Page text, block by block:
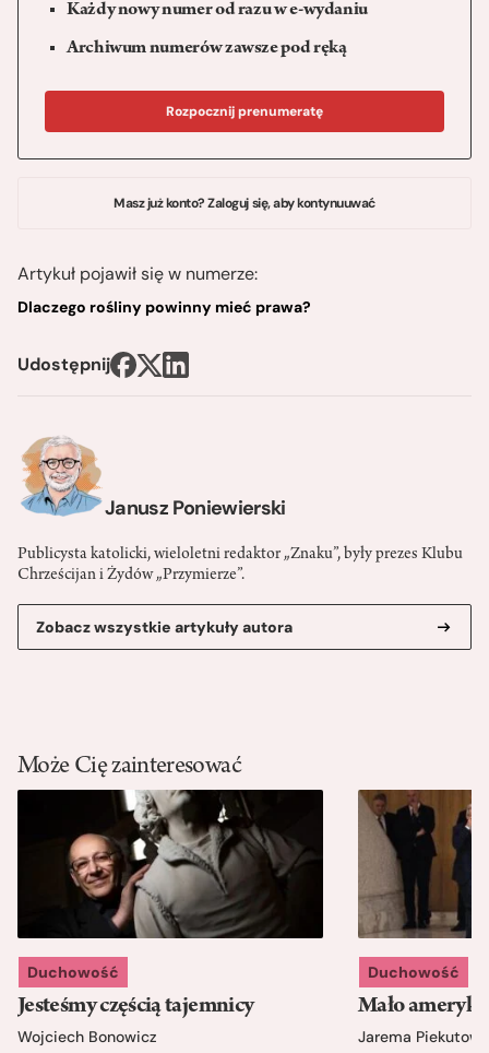
Janusz Poniewierski
Publicysta katolicki, wieloletni redaktor „Znaku”, były prezes Klubu
Chrześcijan i Żydów „Przymierze”.
Zobacz wszystkie artykuły autora
Każdy nowy numer od razu w e-wydaniu
Archiwum numerów zawsze pod ręką
Rozpocznij prenumeratę
Masz już konto? Zaloguj się, aby kontynuuwać
Artykuł pojawił się w numerze:
Dlaczego rośliny powinny mieć prawa?
Udostępnij
Może Cię zainteresować
Duchowość
Jesteśmy częścią tajemnicy
Wojciech Bonowicz
Duchowość
Mało
Jarema